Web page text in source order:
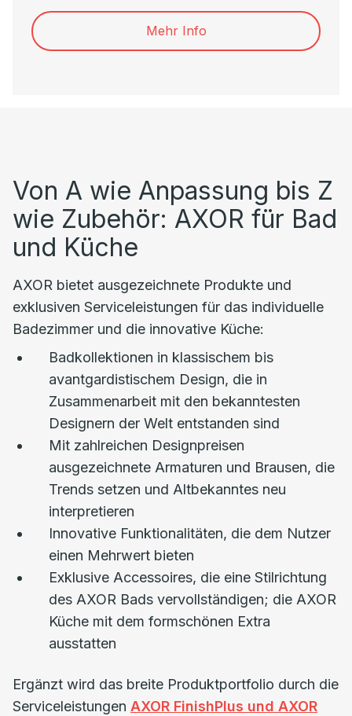
Mehr Info
Von A wie Anpassung bis Z
wie Zubehör: AXOR für Bad
und Küche
AXOR bietet ausgezeichnete Produkte und
exklusiven Serviceleistungen für das individuelle
Badezimmer und die innovative Küche:
Badkollektionen in klassischem bis
avantgardistischem Design, die in
Zusammenarbeit mit den bekanntesten
Designern der Welt entstanden sind
Mit zahlreichen Designpreisen
ausgezeichnete Armaturen und Brausen, die
Trends setzen und Altbekanntes neu
interpretieren
Innovative Funktionalitäten, die dem Nutzer
einen Mehrwert bieten
Exklusive Accessoires, die eine Stilrichtung
des AXOR Bads vervollständigen; die AXOR
Küche mit dem formschönen Extra
ausstatten
Ergänzt wird das breite Produktportfolio durch die
Serviceleistungen AXOR FinishPlus und AXOR